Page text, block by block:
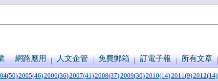
網路應用 人文企管 免費郵箱 訂電子報 所有文章
2005(46)2006(36)2007(41)2008(37)2009(30)2010(14)2011(9)2012(14)